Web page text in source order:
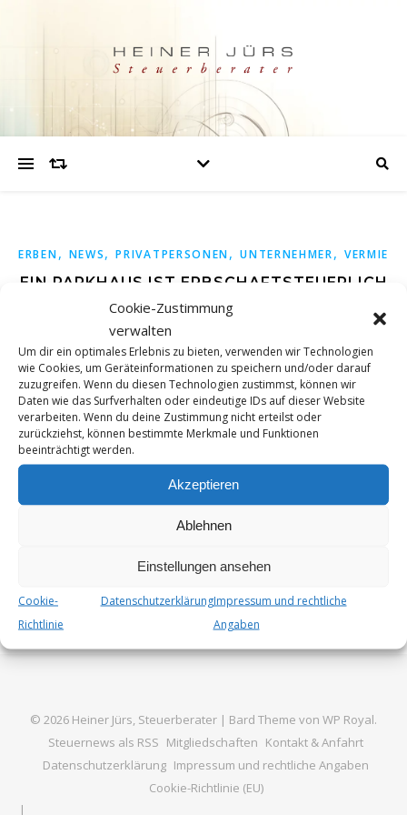
Cookie-Zustimmung
verwalten
Um dir ein optimales Erlebnis zu bieten, verwenden wir Technologien
wie Cookies, um Geräteinformationen zu speichern und/oder darauf
zuzugreifen. Wenn du diesen Technologien zustimmst, können wir
Daten wie das Surfverhalten oder eindeutige IDs auf dieser Website
verarbeiten. Wenn du deine Zustimmung nicht erteilst oder
zurückziehst, können bestimmte Merkmale und Funktionen
beeinträchtigt werden.
Akzeptieren
Ablehnen
Einstellungen ansehen
Cookie-
Richtlinie
DatenschutzerklärungImpressum und rechtliche
Angaben
ERBEN, NEWS,PRIVATPERSONEN,UNTERNEHMER,
EIN PARKHAUS IST ERBSCHAFTSTEUERLICH
NICHT BEGÜNSTIGT
Ein Parkhaus ist in der Erbschaftsteuer nicht begünstigt –
dies hat der Bundesfinanzhof (BFH) mit Urteil vom
28.02.2024 – II R 27/21 – entschieden. Der Kläger war
testamentarisch eingesetzter Alleinerbe seines im Jahr
2018 verstorbenen Vaters, des Erblassers. Zum Erbe…
VonSteuer_Admin 3. Juli 2024
© 2026 Heiner Jürs, Steuerberater | Bard Theme von WP Royal.
Steuernews als RSS Mitgliedschaften Kontakt & Anfahrt
Datenschutzerklärung Impressum und rechtliche Angaben
Cookie-Richtlinie (EU)